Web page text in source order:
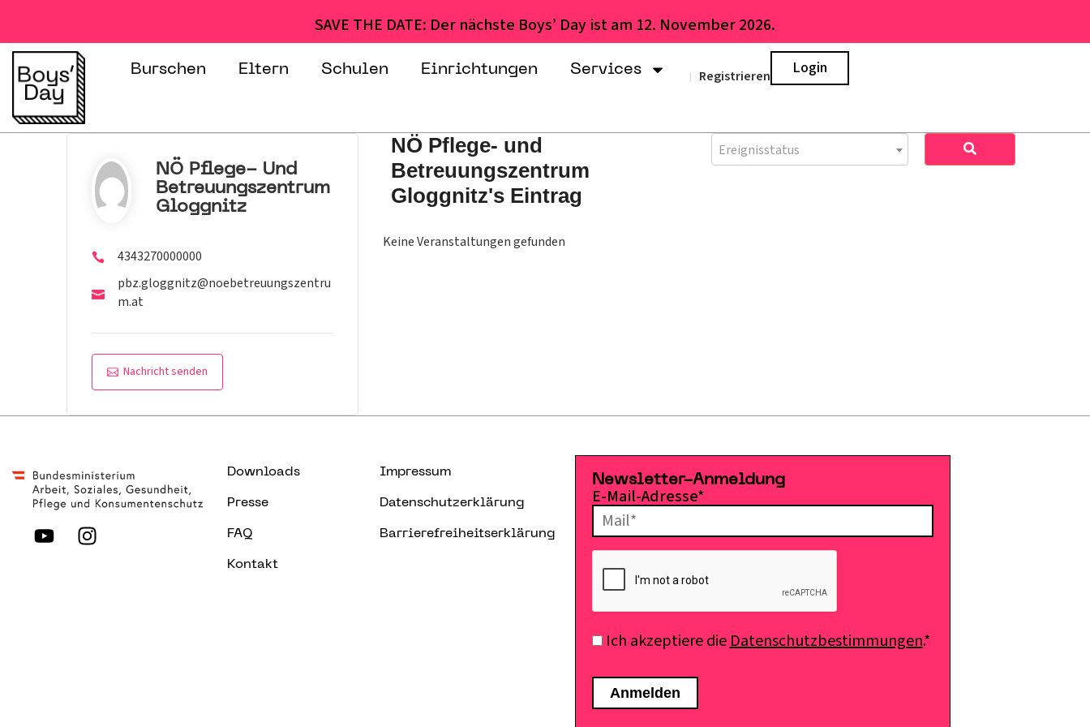
SAVE THE DATE: Der nächste Boys’ Day ist am 12. November 2026.
Burschen Eltern Schulen Einrichtungen Services | Registrieren Login
NÖ Pflege- Und
Betreuungszentrum
Gloggnitz
4343270000000
pbz.gloggnitz@noebetreuungszentru
m.at
Nachricht senden
NÖ Pflege- und
Betreuungszentrum
Gloggnitz's Eintrag
Ereignisstatus
Keine Veranstaltungen gefunden
Downloads
Presse
FAQ
Kontakt
Impressum
Datenschutzerklärung
Barrierefreiheitserklärung
Newsletter-Anmeldung
E-Mail-Adresse*
Ich akzeptiere dieDatenschutzbestimmungen.*